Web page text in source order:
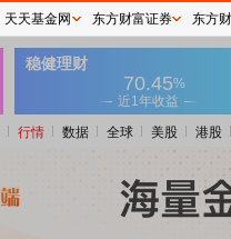
行情 数据 全球 美股 港股
天天基金网 东方财富证券 东方